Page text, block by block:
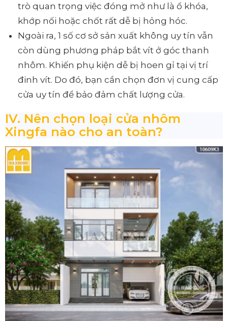
trò quan trọng việc đóng mở như là ổ khóa,
khớp nối hoặc chốt rất dễ bị hỏng hóc.
Ngoài ra, 1 số cơ sở sản xuất không uy tín vẫn
còn dùng phương pháp bắt vít ở góc thanh
nhôm. Khiến phụ kiện dễ bị hoen gỉ tại vị trí
đinh vít. Do đó, bạn cần chọn đơn vị cung cấp
cửa uy tín để bảo đảm chất lượng cửa.
IV. Nên chọn loại cửa nhôm
Xingfa nào cho an toàn?